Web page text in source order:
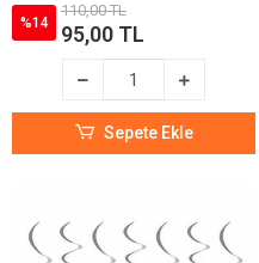
%14
110,00 TL
95,00 TL
Sepete Ekle